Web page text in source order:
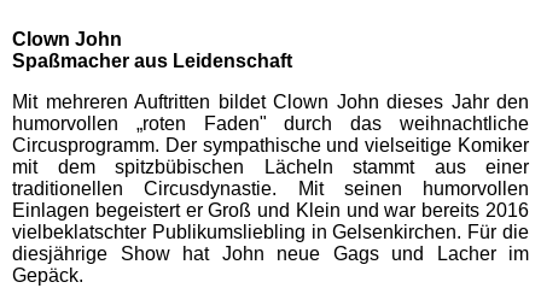
Mecklenburg-Vorpommern
Schwimmbäder
WONNEMAR Wismar
Nordrhein-Westfalen
Schwimmbäder
Clown John
Spaßmacher aus Leidenschaft
Mit mehreren Auftritten bildet Clown John dieses Jahr den
humorvollen „roten Faden" durch das weihnachtliche
Circusprogramm. Der sympathische und vielseitige Komiker
mit dem spitzbübischen Lächeln stammt aus einer
traditionellen Circusdynastie. Mit seinen humorvollen
Einlagen begeistert er Groß und Klein und war bereits 2016
vielbeklatschter Publikumsliebling in Gelsenkirchen. Für die
diesjährige Show hat John neue Gags und Lacher im
Gepäck.